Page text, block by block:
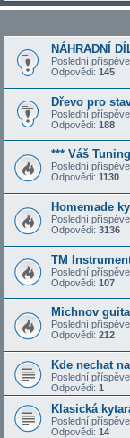
NÁHRADNÍ
Poslední
Odpovědi: 145
Dřevo pro
Poslední
Odpovědi: 188
*** Váš
Poslední
Odpovědi: 1130
Homemade
Poslední
Odpovědi: 3136
TM
Poslední
Odpovědi: 107
Michnov
Poslední
Odpovědi: 212
Kde nechat
Poslední
Odpovědi: 1
Klasická
Poslední
Odpovědi: 14